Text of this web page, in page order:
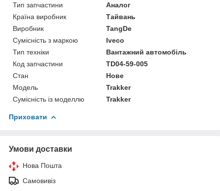
Тип запчастини
Аналог
Країна виробник
Тайвань
Виробник
TangDe
Сумісність з маркою
Iveco
Тип техніки
Вантажний автомобіль
Код запчастини
TD04-59-005
Стан
Нове
Модель
Trakker
Сумісність із моделлю
Trakker
Приховати
Умови доставки
Нова Пошта
Самовивіз